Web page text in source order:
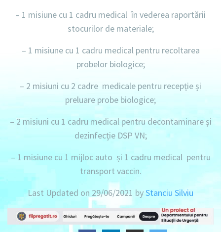
– 1 misiune cu 1 cadru medical în vederea raportării
stocurilor de materiale;
– 1 misiunecu 1 cadru medical pentru recoltarea
probelor biologice;
– 2 misiuni cu 2 cadre medicale pentru recepție și
preluare probe biologice;
– 2 misiuni cu 1 cadru medical pentru decontaminare și
dezinfecție DSP VN;
– 1 misiunecu 1 mijlocauto și 1 cadru medical pentru
transport vaccin.
Last Updated on 29/06/2021 byStanciu Silviu